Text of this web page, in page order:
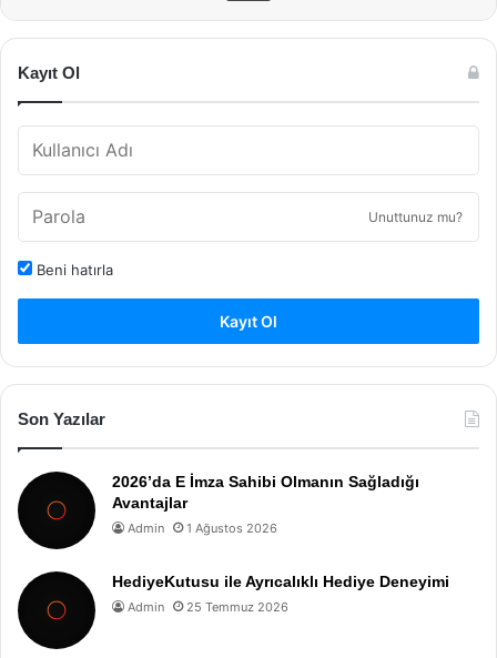
Kayıt Ol
Unuttunuz mu?
Beni hatırla
Kayıt Ol
Son Yazılar
2026’da E İmza Sahibi Olmanın Sağladığı
Avantajlar
Admin 1 Ağustos 2026
HediyeKutusu ile Ayrıcalıklı Hediye Deneyimi
Admin 25 Temmuz 2026